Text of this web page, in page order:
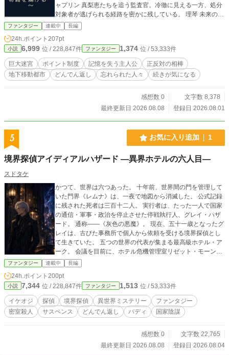
ャプリン 真梨恵たちを追う監査官。冷徹に見える一方、処分
対象者が逃げられる経路を密かに残している。 理琴 未来の経
路を記した頁を売る、狡猾な取引人。利益を重視するが、見
えない誰かへ犠牲を押しつける仕組みには反発する。 沙弥 人
の助けを受け入れ、失敗から学び続ける女性。複雑な規則や
記録を読み解き、仲間の選択を支える。 アレクサンダー 巨大
地下都市カルネの設計に関わった男。三百年前の判断によっ
て、現在のポイント制度と通勤迷宮を生み出した。 【あらす
じ】 午前八時十三分。真梨恵の勤め先が、通勤者の目の前で
んで道を作り、正解のない「無理問答」を突破しなければな
らない。人を助ければ減点され、ポイントがゼロになった者
く、命令への服従度を測る数字だったのである。 真梨恵は、
忘れられた人が残す香を集め、正反対の相棒ウィルリアンた
百年前の災害から人類を守る巨大地下移動都市であり、住民
忘れられた人々の温もりから作られ、物語を届けるために毎
朝初期化されてきた「第零読者」だった。 最終形態の開始ま
で、残された朝はわずか。真梨恵たちは、上位十パーセント
以外を切り捨てる仕組みを止め、点数ではなく「忘れられな
い温もり」で人々をつなぎ直そうとする。
ファンタジー 連載中 長編
24h.ポイント 207pt
小説 6,999 位 / 228,847件 ファンタジー 1,374 位 / 53,333件
巨大迷宮 ポイント制度 記憶を失う主人公
正反対の相棒
地下移動都市
どんでん返し 忘れられた人々 続きが気になる
感想数 0
文字数 8,378
最終更新日 2026.08.08
登録日 2026.08.01
5 お気に入り追加 1
境界探偵アイディアルハザード ―異界ホテルの六人目―
スドタケ
かつて、世界は六つあった。 十年前、世界間の門を管理して
いた門界《レムナ》は、一夜で地図から消滅した。 公式記録
に残された死者は三百十二人。 実行者は、たった一人で国家
の通信・軍事・政治を停止させた停戦執行人、グレイ・ハザ
ード。 通称――《灰色の悪魔》。 現在、五十一歳となったグ
レイは、古びた事務所で個人から依頼を受ける境界探偵とし
て生きていた。 五つの世界の代表が集まる最高級ホテル・ア
ーク。 会議を目前に、ホテル危機管理室リゼット・モーンの
机へ一枚の予告状が届く。 午前零時、六人目の代表が殺され
る。 しかし、会議に出席する代表は五人しかいない。 そして
午前零時。事件が起こる。 監視映像に出入りした者はいな
い。 現場には、各世界すべてを犯人に見せかける証拠が残さ
れていた。 朝六時までに真相を示せなければ、五界協定は失
効し、世界間戦争が始まる。 六人目の代表とは誰なのか。 犯
人は、なぜ五つの世界を争わせようとしているのか。 そし
い二十六歳の担当官が、一夜で世界の嘘を暴く。 現代ホテル
ファンタジー 連載中 長編
24h.ポイント 200pt
小説 7,344 位 / 228,847件 ファンタジー 1,513 位 / 53,333件
イケオジ 探偵 境界探偵 異世界ミステリー
ファンタジー
密室殺人
サスペンス どんでん返し バディ 国家陰謀
感想数 0
文字数 22,765
最終更新日 2026.08.08
登録日 2026.08.04